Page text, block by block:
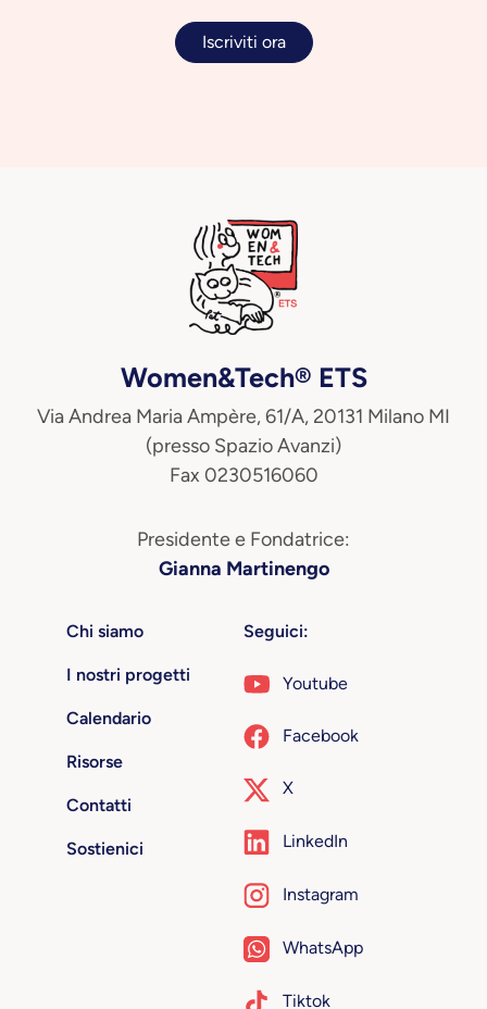
Iscriviti ora
Women&Tech® ETS
Via Andrea Maria Ampère, 61/A, 20131 Milano MI
(presso Spazio Avanzi)
Fax 0230516060
Presidente e Fondatrice:
Gianna Martinengo
Chi siamo
I nostri progetti
Calendario
Risorse
Contatti
Sostienici
Seguici:
Youtube
Facebook
X
LinkedIn
Instagram
WhatsApp
Tiktok